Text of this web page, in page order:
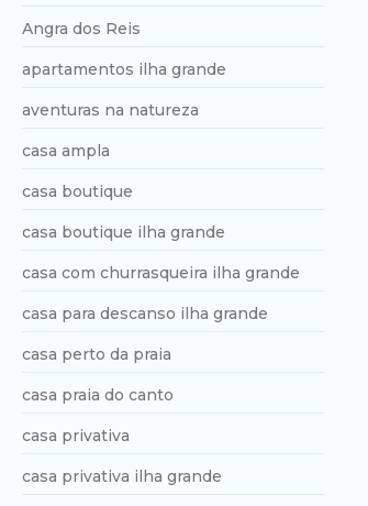
Angra dos Reis
apartamentos ilha grande
aventuras na natureza
casa ampla
casa boutique
casa boutique ilha grande
casa com churrasqueira ilha grande
casa para descanso ilha grande
casa perto da praia
casa praia do canto
casa privativa
casa privativa ilha grande